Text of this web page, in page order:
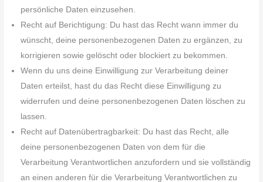
persönliche Daten einzusehen.
Recht auf Berichtigung: Du hast das Recht wann immer du
wünscht, deine personenbezogenen Daten zu ergänzen, zu
korrigieren sowie gelöscht oder blockiert zu bekommen.
Wenn du uns deine Einwilligung zur Verarbeitung deiner
Daten erteilst, hast du das Recht diese Einwilligung zu
widerrufen und deine personenbezogenen Daten löschen zu
lassen.
Recht auf Datenübertragbarkeit: Du hast das Recht, alle
deine personenbezogenen Daten von dem für die
Verarbeitung Verantwortlichen anzufordern und sie vollständig
an einen anderen für die Verarbeitung Verantwortlichen zu